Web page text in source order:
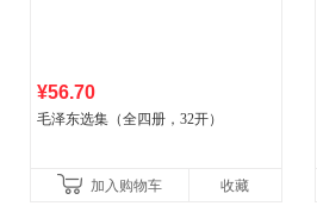
¥56.70
毛泽东选集（全四册，32开）
加入购物车 收藏